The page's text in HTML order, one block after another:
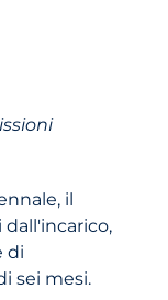
il
di
sei mesi.